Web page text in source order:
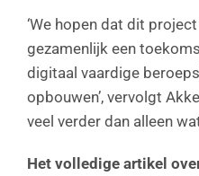
‘We hopen dat dit
gezamenlijk een
digitaal vaardige
opbouwen’, vervolgt
veel verder dan alleen
Het volledige artikel